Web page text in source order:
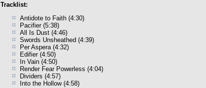
Tracklist:
Antidote to Faith (4:30)
Pacifier (5:38)
All Is Dust (4:46)
Swords Unsheathed (4:39)
Per Aspera (4:32)
Edifier (4:50)
In Vain (4:50)
Render Fear Powerless (4:04)
Dividers (4:57)
Into the Hollow (4:58)